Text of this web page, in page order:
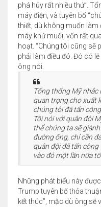
phá hủy rất nhiều thứ”.
máy điện, và tuyên bố
thiết, dù không muốn làm
máy khử muối, vốn rất
hoạt. “Chúng tôi cũng sẽ
phải làm điều đó. Đó có
ông nói.
Tổng thống Mỹ nhắc
quan trọng cho xuất
chúng tôi đã tấn
Tôi nói với quân đội
thể chúng ta sẽ
đường ống, chỉ cần
quân đội đã tấn công
vào đó một lần nữa
Những phát biểu này
Trump tuyên bố thỏa
kết thúc”, mặc dù ông